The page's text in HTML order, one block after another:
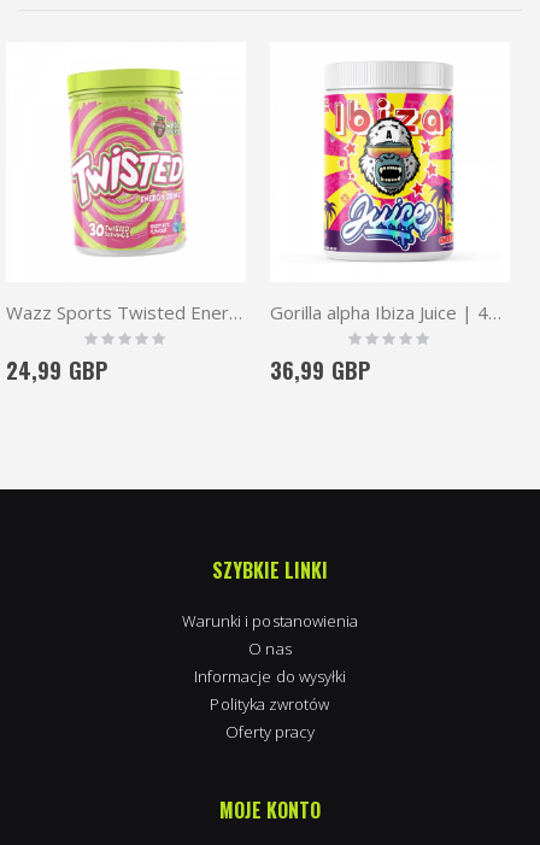
Wazz Sports Twisted Energy Pre workout 30 serv
Rating:
0%
24,99 GBP
Gorilla alpha Ibiza Juice | 40 serv.
Rating:
0%
36,99 GBP
SZYBKIE LINKI
Warunki i postanowienia
O nas
Informacje do wysyłki
Polityka zwrotów
Oferty pracy
MOJE KONTO